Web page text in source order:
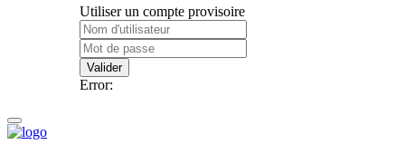
Utiliser un compte provisoire
Valider
Error: